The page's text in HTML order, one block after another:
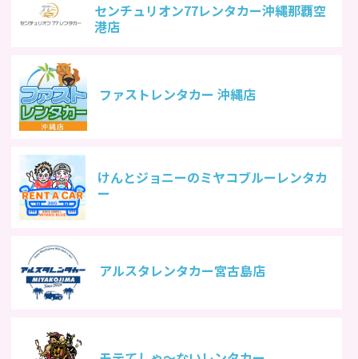
センチュリオン77レンタカー沖縄那覇空
港店
ファストレンタカー 沖縄店
けんとジョニーのミヤコブルーレンタカ
ー
アルスタレンタカー宮古島店